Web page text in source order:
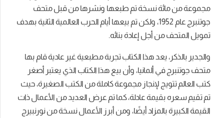
مجموعة من مائة نسخة تم طبعها ونشرها من قبل متحف
جوتنبرج عام 1952، ولكن تم بيعها أيام الحرب العالمية الثانية بهدف
تمويل المتحف من أجل إعادة بنائه.
والجدير بالذكر، يعد هذا الكتاب تجربة مطبعية غير عادية قام بها
متحف جوتنبرج في ألمانيا، وأن بيع هذا الكتاب الذي يعتبر أصغر
كتب العالم تتويج لإنجاز مجموعة كاملة من الكتب الصغيرة، حيث
تم تقيم سعره بقيمة عادلة، كما تم عرض العديد من الأعمال ذات
القيمة الكبيرة بالمزاد أيضًا، ومن أبرز الأعمال نسخة من نورنبيرج